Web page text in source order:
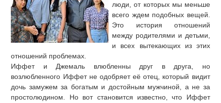
люди, от которых мы меньше
всего ждем подобных вещей.
Это история отношений
между родителями и детьми,
и всех вытекающих из этих
отношений проблемах.
Иффет и Джемаль влюбленны друг в друга, но
возлюбленного Иффет не одобряет её отец, который видит
дочь замужем за богатым и достойным мужчиной, а не за
простолюдином. Но вот становится известно, что Иффет